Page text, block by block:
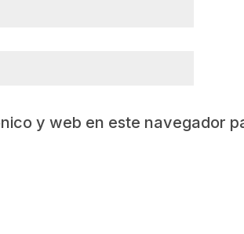
y web en este navegador